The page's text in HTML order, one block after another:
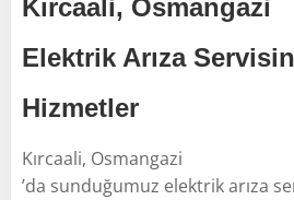
Kırcaali, Osmangazi
Elektrik Arıza
Hizmetler
Kırcaali, Osmangazi
’da sunduğumuz elektrik arıza